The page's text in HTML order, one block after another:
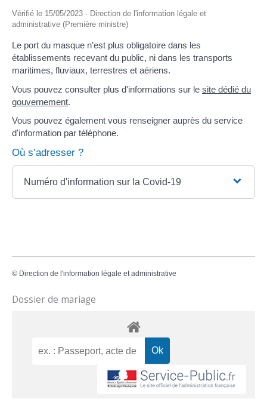
Vérifié le 15/05/2023 - Direction de l'information légale et
administrative (Première ministre)
Le port du masque n’est plus obligatoire dans les
établissements recevant du public, ni dans les transports
maritimes, fluviaux, terrestres et aériens.
Vous pouvez consulter plus d'informations sur le site dédié du
gouvernement.
Vous pouvez également vous renseigner auprès du service
d'information par téléphone.
Où s’adresser ?
Numéro d'information sur la Covid-19
© Direction de l'information légale et administrative
Dossier de mariage